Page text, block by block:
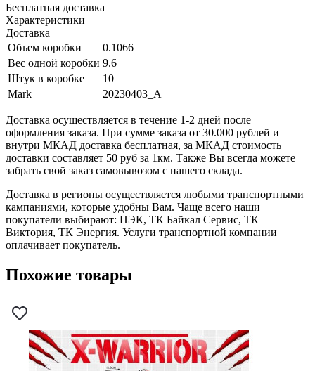
Бесплатная доставка
Характеристики
Доставка
Объем коробки
0.1066
Вес одной коробки 9.6
Штук в коробке
10
Mark
20230403_A
Доставка осуществляется в течение 1-2 дней после
оформления заказа. При сумме заказа от 30.000 рублей и
внутри МКАД доставка бесплатная, за МКАД стоимость
доставки составляет 50 руб за 1км. Также Вы всегда можете
забрать свой заказ самовывозом с нашего склада.
Доставка в регионы осуществляется любыми транспортными
кампаниями, которые удобны Вам. Чаще всего наши
покупатели выбирают: ПЭК, ТК Байкал Сервис, ТК
Виктория, ТК Энергия. Услуги транспортной компании
оплачивает покупатель.
Похожие товары